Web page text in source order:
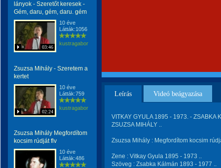
lányok - Szeretőt keresek -
Gém, daru, gém, daru. gém
03:46
10 éve
Látták:1056
kustragabor
Zsuzsa Mihály - Szeretem a
kertet
02:24
10 éve
Látták:759
kustragabor
Zsuzsa Mihály Megfordítom
kocsim rúdját flv
10 éve
Látták:486
Leírás Videó beágyazása
VITKAY GYULA 1895 - 1973. - ZSABKA
ZSUZSA MIHÁLY ..
Zsuzsa Mihály : Megfordítom kocsim
Zene : Vitkay Gyula 1895 - 1973 ..
Szöveg : Zsabka Kálmán 1893 - 1977 ..